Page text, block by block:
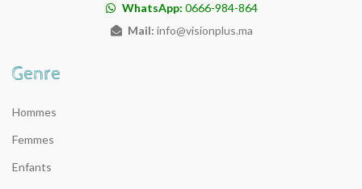
WhatsApp: 0666-984-864
Mail: info@visionplus.ma
Hommes
Femmes
Enfants